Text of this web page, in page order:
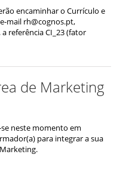
encaminhar o Currículo e
mail rh@cognos.pt,
referência CI_23 (fator
de Marketing
neste momento em
para integrar a sua